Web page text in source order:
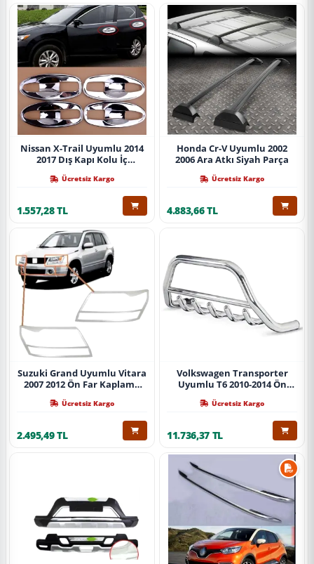
Nissan X-Trail Uyumlu 2014
2017 Dış Kapı Kolu İç
Ücretsiz Kargo
1.557,28 TL
Honda Cr-V Uyumlu 2002
2006 Ara Atkı Siyah Parça
Ücretsiz Kargo
4.883,66 TL
Suzuki Grand Uyumlu Vitara
2007 2012 Ön Far Kaplama
Ücretsiz Kargo
2.495,49 TL
Volkswagen Transporter
Uyumlu T6 2010-2014 Ön
Çelik Krom
Ücretsiz Kargo
11.736,37 TL